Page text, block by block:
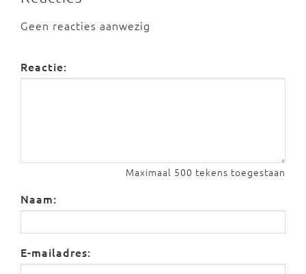
Geen reacties aanwezig
Reactie:
Maximaal 500 tekens toegestaan
Naam:
E-mailadres: